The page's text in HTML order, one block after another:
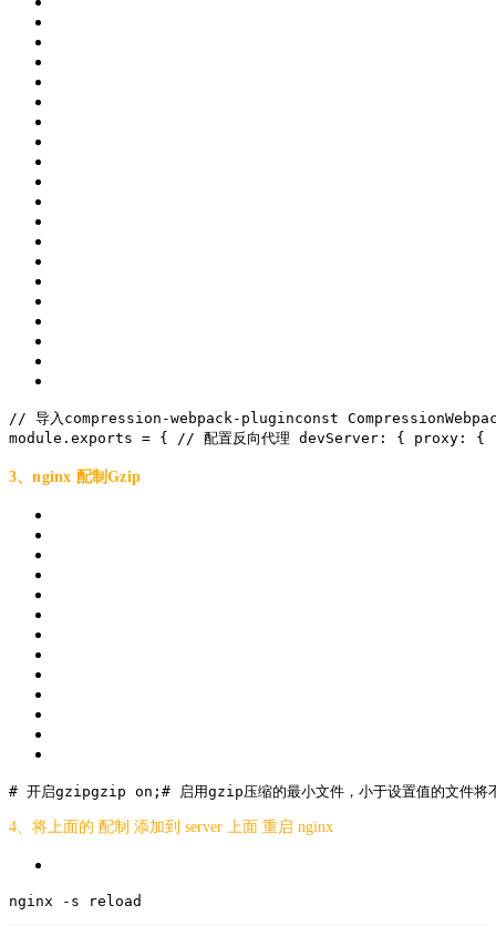
// 导入compression-webpack-pluginconst
module .exports = { // 配置反向代理 devServer: { proxy : {
3、nginx 配制Gzip
# 开启gzipgzip on ; # 启用gzip压缩的最小文件，小于设置值的文件将
4、将上面的 配制 添加到 server 上面 重启 nginx
nginx -s reload